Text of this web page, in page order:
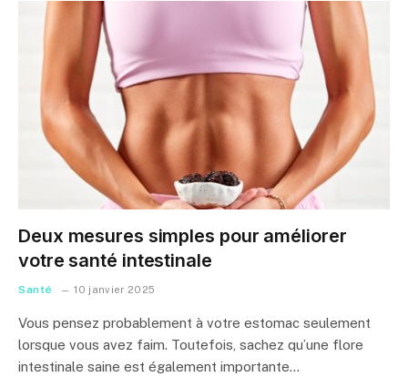
Deux mesures simples pour améliorer
votre santé intestinale
Santé 10 janvier 2025
Vous pensez probablement à votre estomac seulement
lorsque vous avez faim. Toutefois, sachez qu’une flore
intestinale saine est également importante…